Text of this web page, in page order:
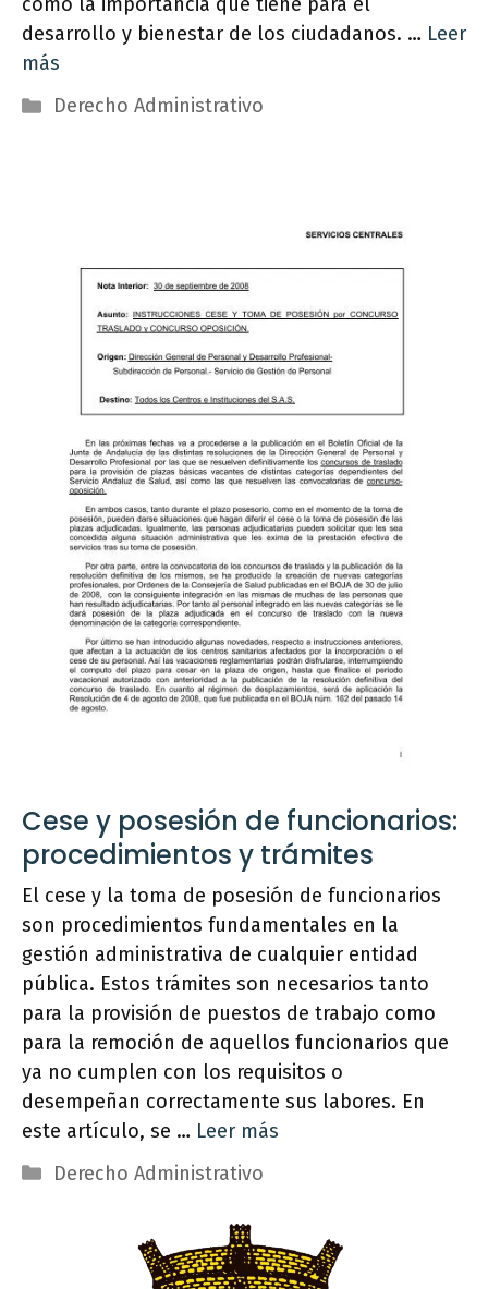
como la importancia que tiene para el
desarrollo y bienestar de los ciudadanos. … Leer
más
Categorías
Derecho Administrativo
Cese y posesión de funcionarios:
procedimientos y trámites
El cese y la toma de posesión de funcionarios
son procedimientos fundamentales en la
gestión administrativa de cualquier entidad
pública. Estos trámites son necesarios tanto
para la provisión de puestos de trabajo como
para la remoción de aquellos funcionarios que
ya no cumplen con los requisitos o
desempeñan correctamente sus labores. En
este artículo, se … Leer más
Categorías
Derecho Administrativo